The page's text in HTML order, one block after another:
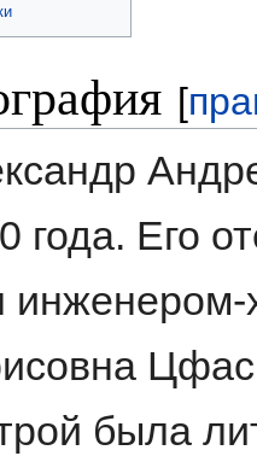
[
года. Его
инженером-
была